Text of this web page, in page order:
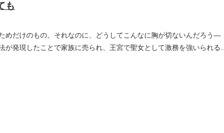
も
めだけのもの。それなのに、どうしてこんなに胸が切ないんだろう―
発現したことで家族に売られ、王宮で聖女として激務を強いられるこ